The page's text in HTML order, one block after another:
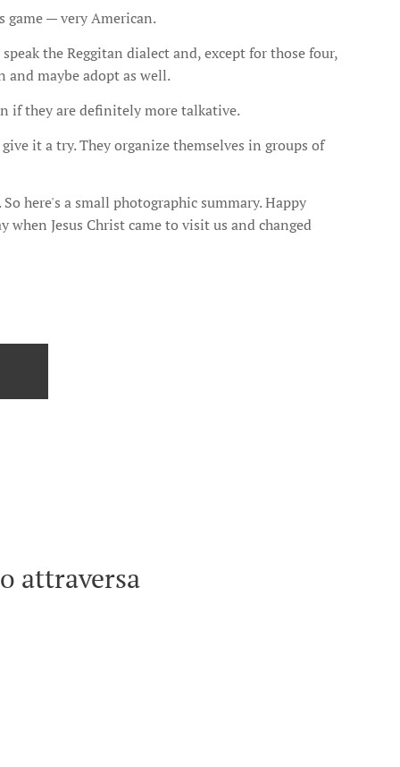
game — very American.
the Reggitan dialect and, except for those four,
and maybe adopt as well.
if they are definitely more talkative.
it a try. They organize themselves in groups of
here's a small photographic summary. Happy
Jesus Christ came to visit us and changed
attraversa